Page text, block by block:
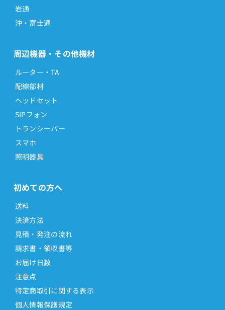
岩通
沖・富士通
周辺機器・その他機材
ルーター・TA
配線部材
ヘッドセット
SIPフォン
トランシーバー
スマホ
照明器具
初めての方へ
送料
決済方法
見積・発注の流れ
請求書・領収書等
お届け日数
注意点
特定商取引に関する表示
個人情報保護規定